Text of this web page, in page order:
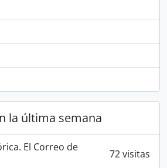
la última semana
El Correo de
72 visitas